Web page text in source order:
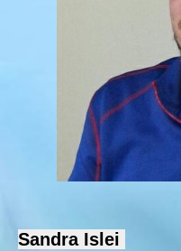
Sandra Islei